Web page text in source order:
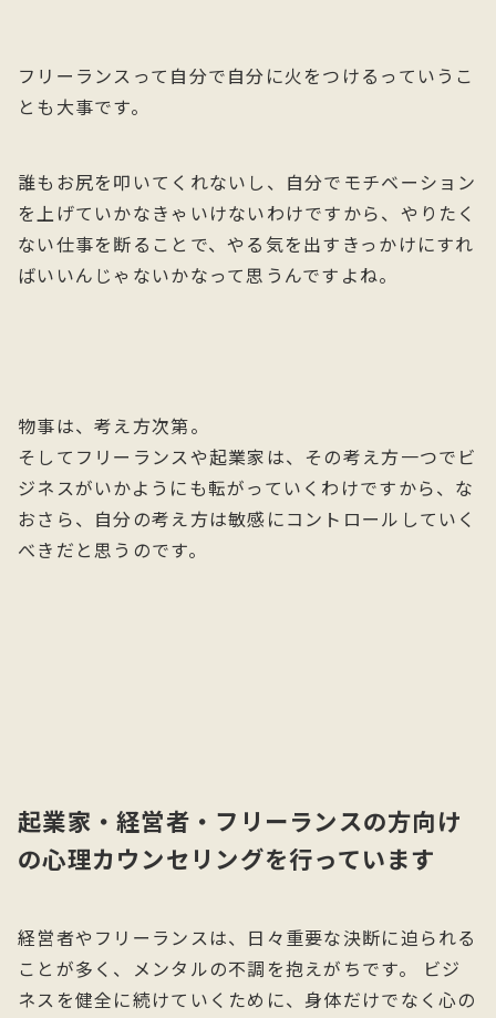
フリーランスって自分で自分に火をつけるっていうこ
とも大事です。
誰もお尻を叩いてくれないし、自分でモチベーション
を上げていかなきゃいけないわけですから、やりたく
ない仕事を断ることで、やる気を出すきっかけにすれ
ばいいんじゃないかなって思うんですよね。
物事は、考え方次第。
そしてフリーランスや起業家は、その考え方一つでビ
ジネスがいかようにも転がっていくわけですから、な
おさら、自分の考え方は敏感にコントロールしていく
べきだと思うのです。
起業家・経営者・フリーランスの方向け
の心理カウンセリングを行っています
経営者やフリーランスは、日々重要な決断に迫られる
ことが多く、メンタルの不調を抱えがちです。 ビジ
ネスを健全に続けていくために、身体だけでなく心の